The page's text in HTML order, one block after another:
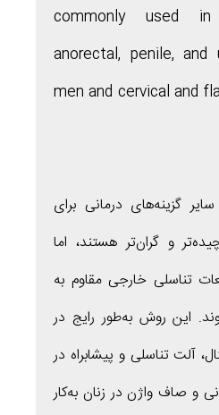
commonly used
anorectal, penile,
men and cervical and
گزینه‌های درمانی برای
و گران‌تر هستند، اما
تناسلی خارجی مقاوم به
این روش به‌طور رایج در
آلت تناسلی و پیشابراه در
و صاف واژن در زنان به‌کار